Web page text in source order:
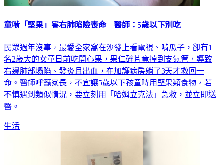
童啃「堅果」害右肺陷險喪命 醫師：5歲以下別吃
民眾過年沒事，最愛全家窩在沙發上看電視、啃瓜子，卻有1
名2歲大的女童日前吃開心果，果仁碎片竟掉到支氣管，導致
右邊肺部塌陷、發炎且出血，在加護病房躺了3天才救回一
命。醫師呼籲家長，不宜讓5歲以下孩童時用堅果類食物，若
不慎遇到類似情況，要立刻用「哈姆立克法」急救，並立即送
醫。
生活